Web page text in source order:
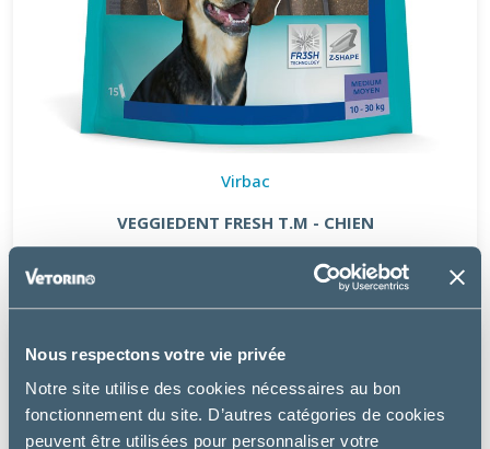
Nous respectons votre vie privée
Notre site utilise des cookies nécessaires au bon
fonctionnement du site. D’autres catégories de cookies
peuvent être utilisées pour personnaliser votre
Virbac
VEGGIEDENT FRESH T.M - CHIEN